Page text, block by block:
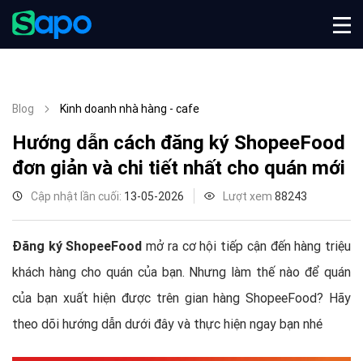
Blog Kinh doanh nhà hàng - cafe
Hướng dẫn cách đăng ký ShopeeFood
đơn giản và chi tiết nhất cho quán mới
Cập nhật lần cuối: 13-05-2026 Lượt xem 88243
Đăng ký ShopeeFood mở ra cơ hội tiếp cận đến hàng triệu
khách hàng cho quán của bạn. Nhưng làm thế nào để quán
của bạn xuất hiện được trên gian hàng ShopeeFood? Hãy
theo dõi hướng dẫn dưới đây và thực hiện ngay bạn nhé